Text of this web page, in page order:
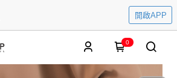
開啟APP
0